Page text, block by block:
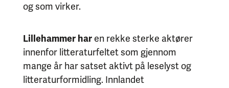
og som virker.
Lillehammer haren rekke sterke aktører
innenfor litteraturfeltet som gjennom
mange år har satset aktivt på leselyst og
litteraturformidling. Innlandet